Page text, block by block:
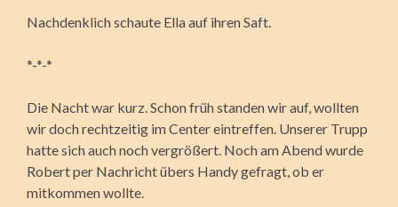
Nachdenklich schaute Ella auf ihren Saft.
*-*-*
Die Nacht war kurz. Schon früh standen wir auf, wollten
wir doch rechtzeitig im Center eintreffen. Unserer Trupp
hatte sich auch noch vergrößert. Noch am Abend wurde
Robert per Nachricht übers Handy gefragt, ob er
mitkommen wollte.